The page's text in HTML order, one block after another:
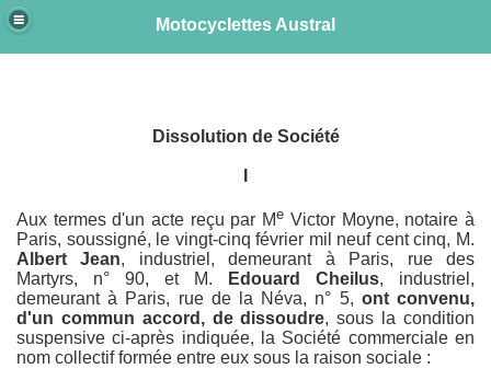
Motocyclettes Austral
Dissolution de Société
Aux termes d'un acte reçu par Me Victor Moyne, notaire à
Paris, soussigné, le vingt-cinq février mil neuf cent cinq, M.
Albert Jean, industriel, demeurant à Paris, rue des
Martyrs, n° 90, et M.
Edouard Cheilus, industriel,
demeurant à Paris, rue de la Néva, n° 5, ont convenu,
d'un commun accord, de dissoudre, sous la condition
suspensive ci-après indiquée, la Société commerciale en
nom collectif formée entre eux sous la raison sociale :